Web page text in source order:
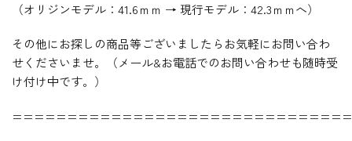
（オリジンモデル：41.6ｍｍ → 現行モデル：42.3ｍｍへ）
その他にお探しの商品等ございましたらお気軽にお問い合わ
せくださいませ。（メール&お電話でのお問い合わせも随時受
け付け中です。）